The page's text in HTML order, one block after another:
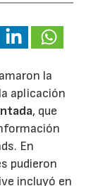
la
aplicación
, que
En
pudieron
incluyó en